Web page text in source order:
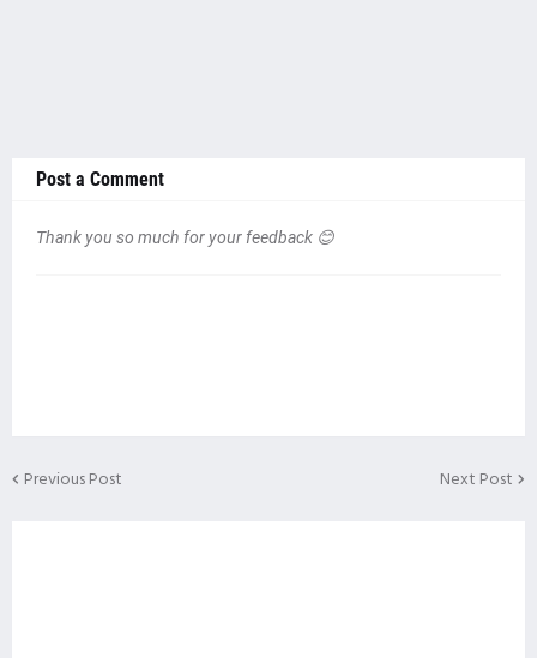
Post a Comment
Thank you so much for your feedback 😊
Previous Post Next Post